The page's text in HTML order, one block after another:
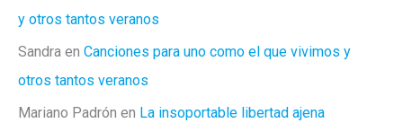
y otros tantos veranos
Sandra en Canciones para uno como el que vivimos y
otros tantos veranos
Mariano Padrón en La insoportable libertad ajena